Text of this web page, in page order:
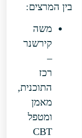
בין המרצים:
משה
קירשנר
התוכנית,
מאמן
ומטפל
CBT